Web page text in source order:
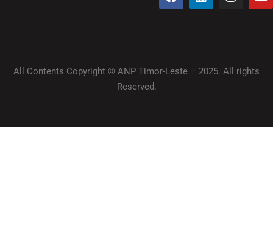
All Contents Copyright © ANP Timor-Leste – 2025. All rights
Reserved.